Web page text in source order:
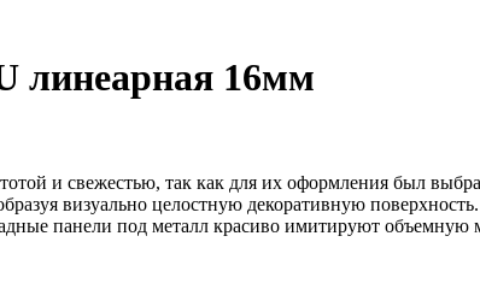
линеарная 16мм
и свежестью, так как для их оформления был
визуально целостную декоративную
панели под металл красиво имитируют объемную